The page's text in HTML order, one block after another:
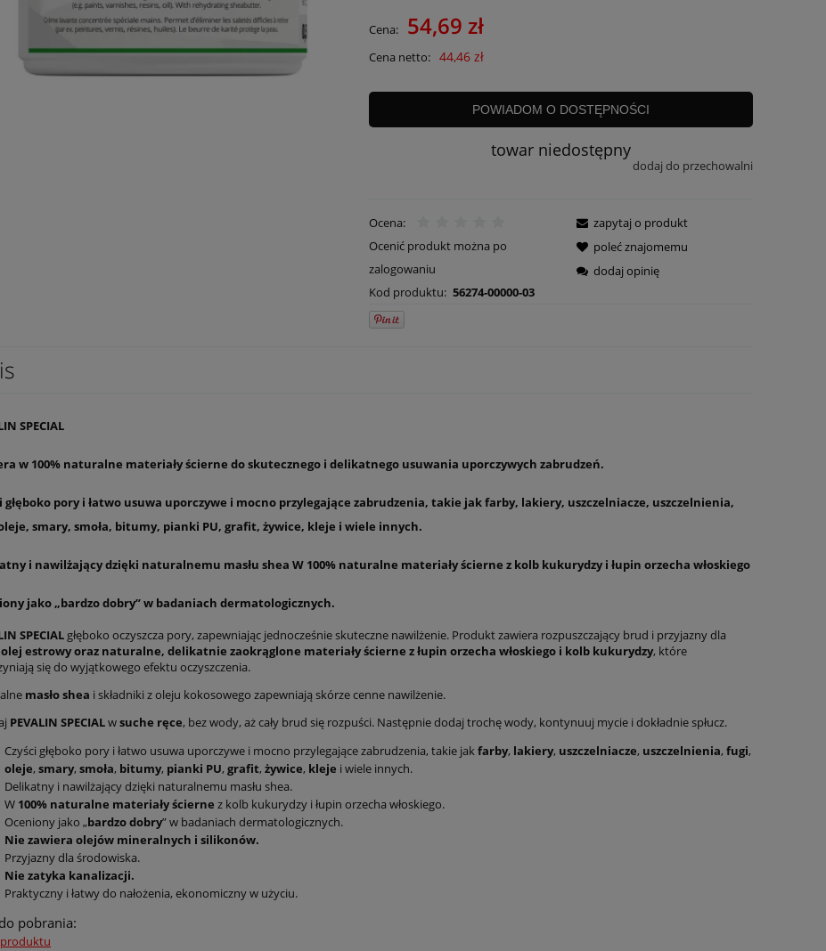
Cena: 54,69 zł
Cena netto: 44,46 zł
POWIADOM O DOSTĘPNOŚCI
towar niedostępny
dodaj do przechowalni
Ocena:
Ocenić produkt można po
zalogowaniu
Kod produktu: 56274-00000-03
zapytaj o produkt
poleć znajomemu
dodaj opinię
SPECIAL
w 100% naturalne materiały ścierne do skutecznego i delikatnego usuwania uporczywych zabrudzeń.
głęboko pory i łatwo usuwa uporczywe i mocno przylegające zabrudzenia, takie jak farby, lakiery, uszczelniacze, uszczelnienia,
smary, smoła, bitumy, pianki PU, grafit, żywice, kleje i wiele innych.
i nawilżający dzięki naturalnemu masłu shea W 100% naturalne materiały ścierne z kolb kukurydzy i łupin orzecha włoskiego
jako „bardzo dobry” w badaniach dermatologicznych.
SPECIAL głęboko oczyszcza pory, zapewniając jednocześnie skuteczne nawilżenie. Produkt zawiera rozpuszczający brud i przyjazny dla
olej estrowy oraz naturalne, delikatnie zaokrąglone materiały ścierne z łupin orzecha włoskiego i kolb kukurydzy, które
się do wyjątkowego efektu oczyszczenia.
masło shea i składniki z oleju kokosowego zapewniają skórze cenne nawilżenie.
PEVALIN SPECIALwsuche ręce, bez wody, aż cały brud się rozpuści. Następnie dodaj trochę wody, kontynuuj mycie i dokładnie spłucz.
Czyści głęboko pory i łatwo usuwa uporczywe i mocno przylegające zabrudzenia, takie jakfarby, lakiery, uszczelniacze, uszczelnienia, fugi,
oleje, smary, smoła, bitumy, pianki PU, grafit, żywice, kleje i wiele innych.
Delikatny i nawilżający dzięki naturalnemu masłu shea.
W 100% naturalne materiały ścierne z kolb kukurydzy i łupin orzecha włoskiego.
Oceniony jako „bardzo dobry” w badaniach dermatologicznych.
Nie zawiera olejów mineralnych i silikonów.
Przyjazny dla środowiska.
Nie zatyka kanalizacji.
Praktyczny i łatwy do nałożenia, ekonomiczny w użyciu.
pobrania:
produktu